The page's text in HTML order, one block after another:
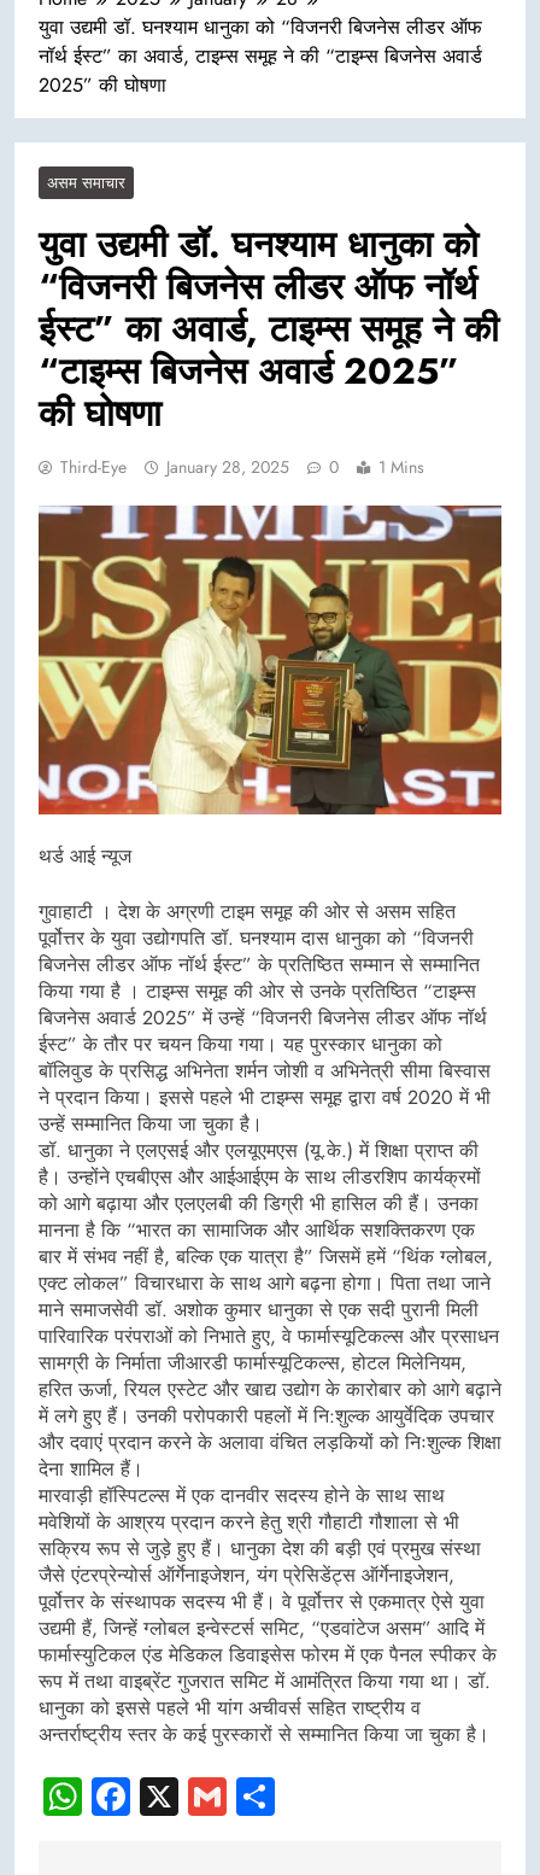
युवा उद्यमी डॉ. घनश्याम धानुका को “विजनरी बिजनेस लीडर ऑफ
नॉर्थ ईस्ट” का अवार्ड, टाइम्स समूह ने की “टाइम्स बिजनेस अवार्ड
2025” की घोषणा
असम समाचार
युवा उद्यमी डॉ. घनश्याम धानुका को
“विजनरी बिजनेस लीडर ऑफ नॉर्थ
ईस्ट” का अवार्ड, टाइम्स समूह ने की
“टाइम्स बिजनेस अवार्ड 2025”
की घोषणा
Third-Eye January 28, 2025 0 1 Mins
थर्ड आई न्यूज
गुवाहाटी । देश के अग्रणी टाइम समूह की ओर से असम सहित
पूर्वोत्तर के युवा उद्योगपति डॉ. घनश्याम दास धानुका को “विजनरी
बिजनेस लीडर ऑफ नॉर्थ ईस्ट” के प्रतिष्ठित सम्मान से सम्मानित
किया गया है । टाइम्स समूह की ओर से उनके प्रतिष्ठित “टाइम्स
बिजनेस अवार्ड 2025” में उन्हें “विजनरी बिजनेस लीडर ऑफ नॉर्थ
ईस्ट” के तौर पर चयन किया गया। यह पुरस्कार धानुका को
बॉलिवुड के प्रसिद्ध अभिनेता शर्मन जोशी व अभिनेत्री सीमा बिस्वास
ने प्रदान किया। इससे पहले भी टाइम्स समूह द्वारा वर्ष 2020 में भी
उन्हें सम्मानित किया जा चुका है।
डॉ. धानुका ने एलएसई और एलयूएमएस (यू.के.) में शिक्षा प्राप्त की
है। उन्होंने एचबीएस और आईआईएम के साथ लीडरशिप कार्यक्रमों
को आगे बढ़ाया और एलएलबी की डिग्री भी हासिल की हैं। उनका
मानना है कि “भारत का सामाजिक और आर्थिक सशक्तिकरण एक
बार में संभव नहीं है, बल्कि एक यात्रा है” जिसमें हमें “थिंक ग्लोबल,
एक्ट लोकल” विचारधारा के साथ आगे बढ़ना होगा। पिता तथा जाने
माने समाजसेवी डॉ. अशोक कुमार धानुका से एक सदी पुरानी मिली
पारिवारिक परंपराओं को निभाते हुए, वे फार्मास्यूटिकल्स और प्रसाधन
सामग्री के निर्माता जीआरडी फार्मास्यूटिकल्स, होटल मिलेनियम,
हरित ऊर्जा, रियल एस्टेट और खाद्य उद्योग के कारोबार को आगे बढ़ाने
में लगे हुए हैं। उनकी परोपकारी पहलों में नि:शुल्क आयुर्वेदिक उपचार
और दवाएं प्रदान करने के अलावा वंचित लड़कियों को निःशुल्क शिक्षा
देना शामिल हैं।
मारवाड़ी हॉस्पिटल्स में एक दानवीर सदस्य होने के साथ साथ
मवेशियों के आश्रय प्रदान करने हेतु श्री गौहाटी गौशाला से भी
सक्रिय रूप से जुड़े हुए हैं। धानुका देश की बड़ी एवं प्रमुख संस्था
जैसे एंटरप्रेन्योर्स ऑर्गेनाइजेशन, यंग प्रेसिडेंट्स ऑर्गेनाइजेशन,
पूर्वोत्तर के संस्थापक सदस्य भी हैं। वे पूर्वोत्तर से एकमात्र ऐसे युवा
उद्यमी हैं, जिन्हें ग्लोबल इन्वेस्टर्स समिट, “एडवांटेज असम” आदि में
फार्मास्युटिकल एंड मेडिकल डिवाइसेस फोरम में एक पैनल स्पीकर के
रूप में तथा वाइब्रेंट गुजरात समिट में आमंत्रित किया गया था। डॉ.
धानुका को इससे पहले भी यांग अचीवर्स सहित राष्ट्रीय व
अन्तर्राष्ट्रीय स्तर के कई पुरस्कारों से सम्मानित किया जा चुका है।
WhatsApp
Facebook
X Gmail